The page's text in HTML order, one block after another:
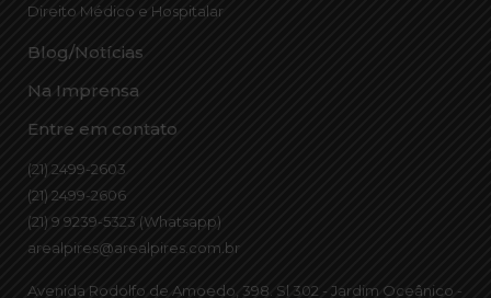
Direito Médico e Hospitalar
Blog/Notícias
Na Imprensa
Entre em contato
(21) 2499-2603
(21) 2499-2606
(21) 9 9239-5323 (Whatsapp)
arealpires@arealpires.com.br
Avenida Rodolfo de Amoedo, 398. Sl 302 - Jardim Oceânico -